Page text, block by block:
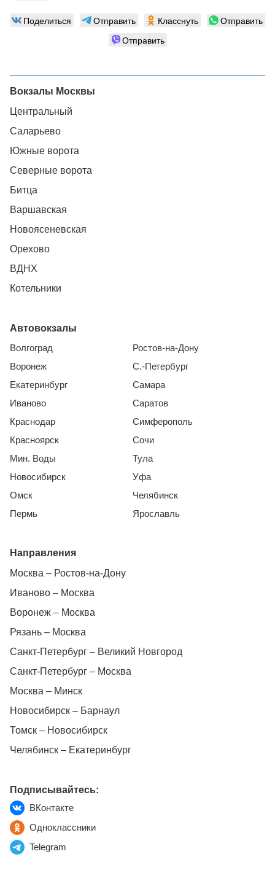
Поделиться Отправить Класснуть
Отправить
Отправить
Вокзалы Москвы
Центральный
Саларьево
Южные ворота
Северные ворота
Битца
Варшавская
Новоясеневская
Орехово
ВДНХ
Котельники
Автовокзалы
Волгоград
Воронеж
Екатеринбург
Иваново
Краснодар
Красноярск
Мин. Воды
Новосибирск
Омск
Пермь
Ростов-на-Дону
С.-Петербург
Самара
Саратов
Симферополь
Сочи
Тула
Уфа
Челябинск
Ярославль
Направления
Москва – Ростов-на-Дону
Иваново – Москва
Воронеж – Москва
Рязань – Москва
Санкт-Петербург – Великий Новгород
Санкт-Петербург – Москва
Москва – Минск
Новосибирск – Барнаул
Томск – Новосибирск
Челябинск – Екатеринбург
Подписывайтесь:
ВКонтакте
Одноклассники
Telegram